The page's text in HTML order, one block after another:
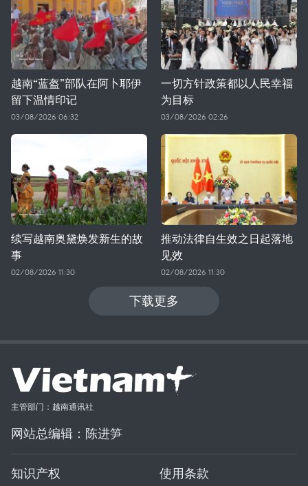
越南“蓝盔”部队在阿卜耶伊
留下温情印记
03/08/2026 06:32
一切方针政策都以人民幸福
为目标
03/08/2026 02:26
续写越南奥黛焕发新生的故
事
02/08/2026 11:30
推动法律自生效之日起落地
见效
02/08/2026 11:30
下载更多
主管部门：越南通讯社
网站总编辑：陈进笋
知识产权 使用条款